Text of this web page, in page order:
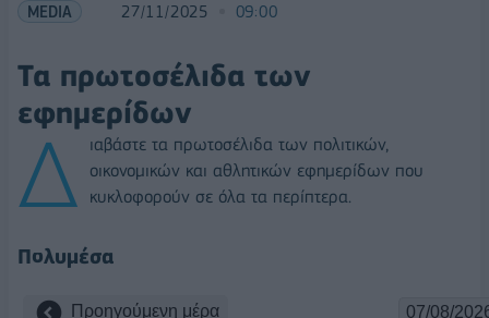
MEDIA 27/11/2025 09:00
Τα πρωτοσέλιδα των
εφημερίδων
Δ
ιαβάστε τα πρωτοσέλιδα των πολιτικών,
οικονομικών και αθλητικών εφημερίδων που
κυκλοφορούν σε όλα τα περίπτερα.
Πολυμέσα